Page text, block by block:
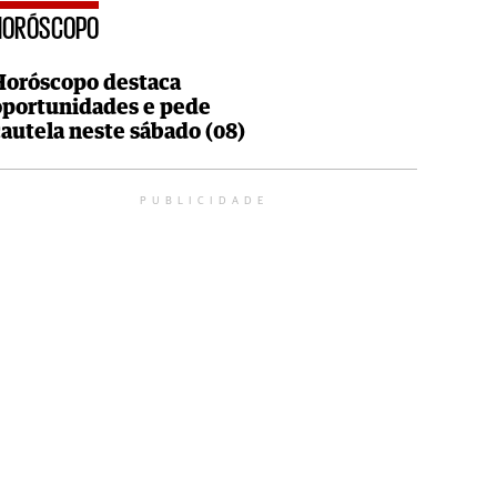
destaca
e pede
neste sábado (08)
PUBLICIDADE